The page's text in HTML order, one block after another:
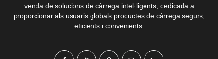
venda de solucions de càrrega intel·ligents, dedicada a
proporcionar als usuaris globals productes de càrrega segurs,
eficients i convenients.